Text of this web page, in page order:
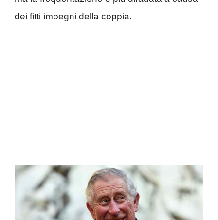
dei fitti impegni della coppia.